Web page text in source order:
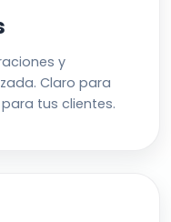
y
Claro para
tus clientes.